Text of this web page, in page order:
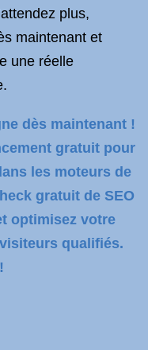
plus,
maintenant et
une réelle
dès maintenant !
gratuit pour
les moteurs de
gratuit de SEO
optimisez votre
qualifiés.